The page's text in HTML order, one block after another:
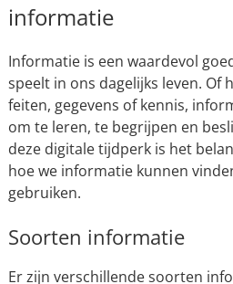
informatie
Informatie is een waardevol
speelt in ons dagelijks leven. Of
feiten, gegevens of kennis,
om te leren, te begrijpen en
deze digitale tijdperk is het
hoe we informatie kunnen
gebruiken.
Soorten informatie
Er zijn verschillende soorten